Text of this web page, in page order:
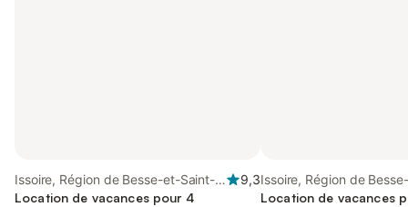
Issoire, Région de Besse-et-Saint-
Anastaise
9,3
Location de vacances pour 4
Issoire, Région de
Anastaise
Location de vacances